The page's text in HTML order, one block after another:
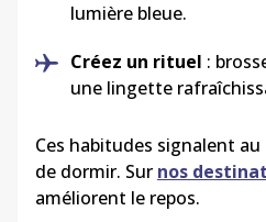
lumière bleue.
Créez un rituel :
une lingette
Ces habitudes signalent
de dormir. Sur nos
améliorent le repos.